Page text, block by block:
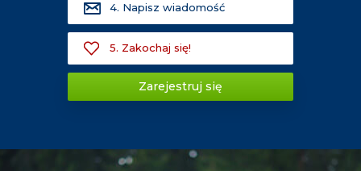
4. Napisz wiadomość
5. Zakochaj się!
Zarejestruj się